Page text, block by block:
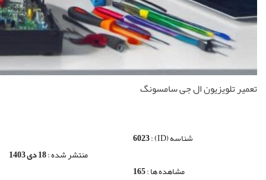
تعمیر تلویزیون ال جی سامسونگ
شناسه (ID) :
6023
منتشر شده :18 دی 1403
مشاهده ها :165